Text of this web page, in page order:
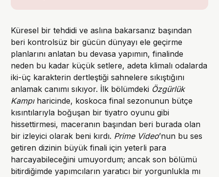
Küresel bir tehdidi ve aslına bakarsanız başından
beri kontrolsüz bir gücün dünyayı ele geçirme
planlarını anlatan bu devasa yapımın, finalinde
neden bu kadar küçük setlere, adeta klimalı odalarda
iki-üç karakterin dertleştiği sahnelere sıkıştığını
anlamak canımı sıkıyor. İlk bölümdeki Özgürlük
Kampıharicinde, koskoca final sezonunun bütçe
kısıntılarıyla boğuşan bir tiyatro oyunu gibi
hissettirmesi, maceranın başından beri burada olan
bir izleyici olarak beni kırdı. Prime Video’nun bu ses
getiren dizinin büyük finali için yeterli para
harcayabileceğini umuyordum; ancak son bölümü
bitirdiğimde yapımcıların yaratıcı bir yorgunlukla mı